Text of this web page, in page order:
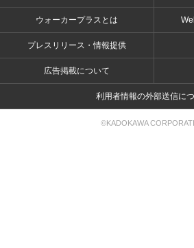
ウォーカープラスとは
プレスリリース・情報提供
広告掲載について
利用者情報の外部送信に
©KADOKAWA